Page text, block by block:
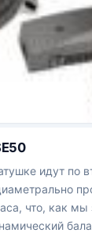
идут по
что, как мы